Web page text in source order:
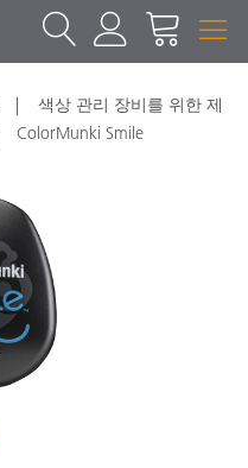
색상 관리 장비를 위한 제
ColorMunki Smile